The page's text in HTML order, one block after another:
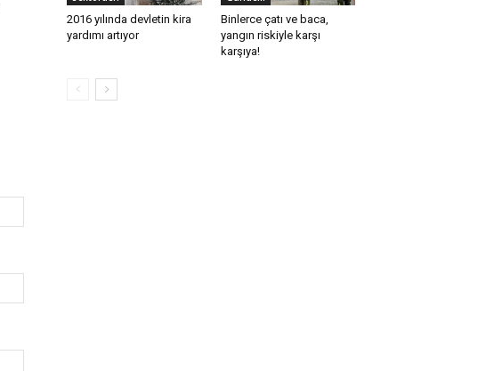
2016 yılında devletin kira
yardımı artıyor
Binlerce çatı ve baca,
yangın riskiyle karşı
karşıya!